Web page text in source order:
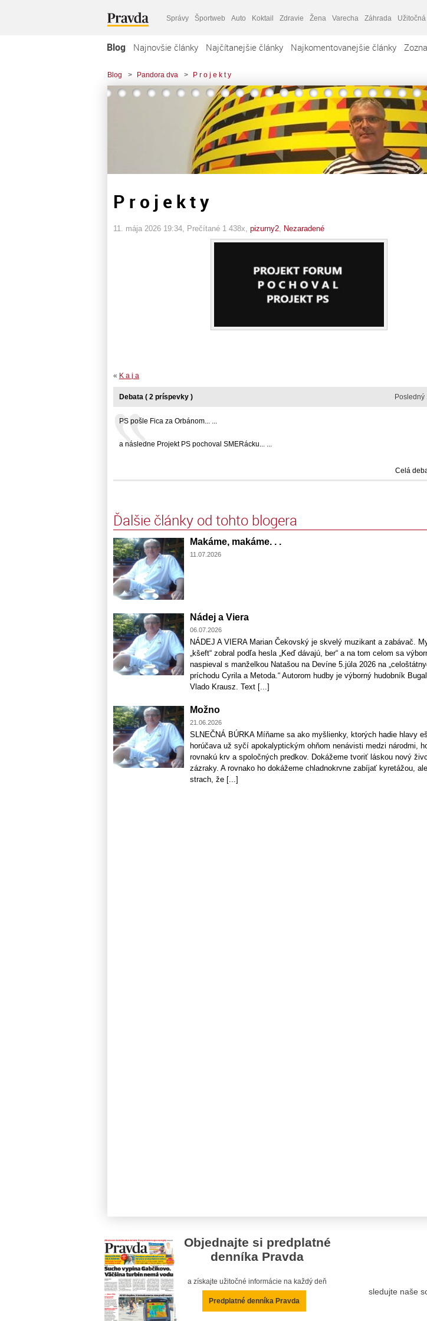
Správy Športweb Auto Koktail Zdravie Žena Varecha Záhrada Užitočná
Blog Najnovšie články Najčítanejšie články Najkomentovanejšie články
Blog > Pandora dva > P r o j e k t y
P r o j e k t y
11. mája 2026 19:34 , Prečítané 1 438x, pizurny2 Nezaradené
« K a j a
Posledný
Debata ( 2 príspevky )
PS pošle Fica za Orbánom... ...
a následne Projekt PS pochoval SMERácku... ...
Celá
Ďalšie články od tohto blogera
Makáme, makáme. . .
11.07.2026
Nádej a Viera
06.07.2026
NÁDEJ A VIERA Marian Čekovský je skvelý muzikant a zabávač.
„kšeft“ zobral podľa hesla „Keď dávajú, ber“ a na tom celom sa
naspieval s manželkou Natašou na Devíne 5.júla 2026 na
príchodu Cyrila a Metoda.“ Autorom hudby je výborný hudobník
Vlado Krausz. Text [...]
Možno
21.06.2026
SLNEČNÁ BÚRKA Míňame sa ako myšlienky, ktorých hadie hlavy
horúčava už syčí apokalyptickým ohňom nenávisti medzi národmi,
rovnakú krv a spoločných predkov. Dokážeme tvoriť láskou nový
zázraky. A rovnako ho dokážeme chladnokrvne zabíjať kyretážou,
strach, že [...]
Objednajte si predplatné
denníka Pravda
a získajte užitočné informácie na každý deň
Predplatné denníka Pravda
sledujte naše